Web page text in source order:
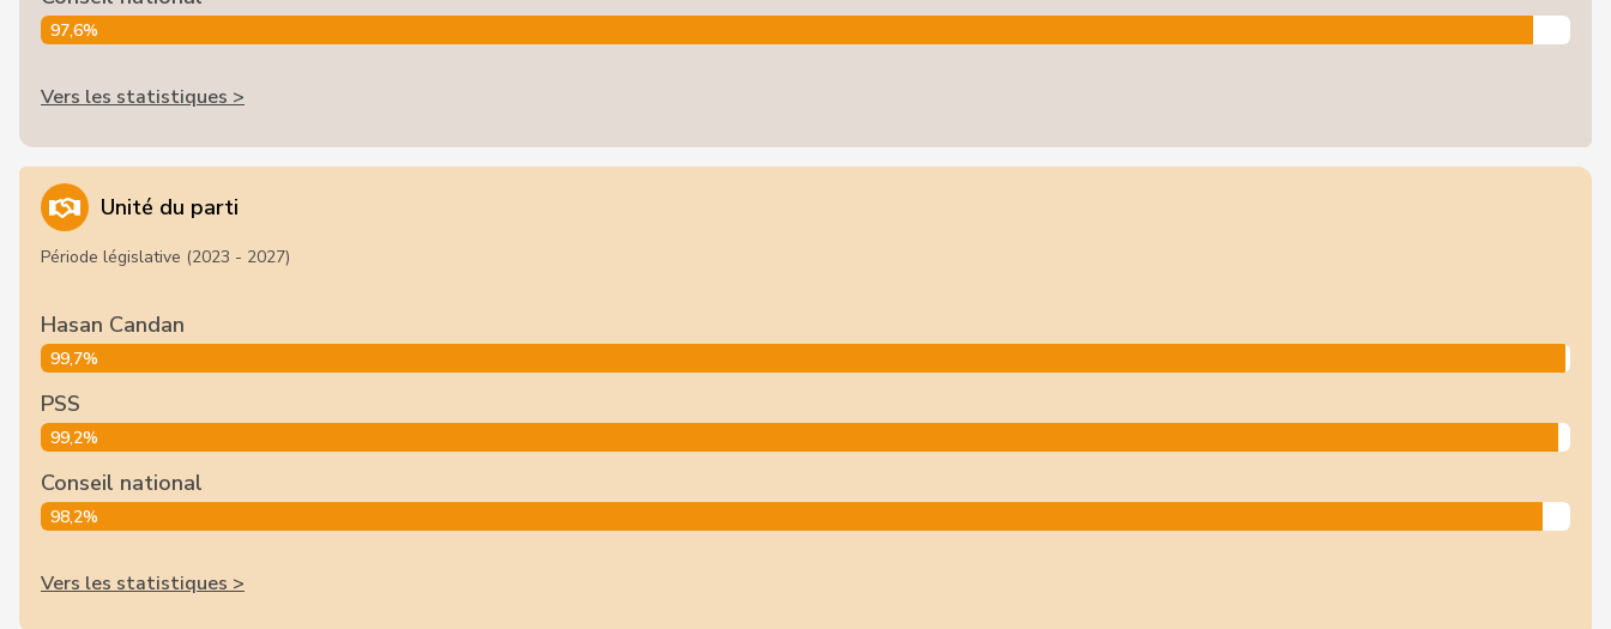
97,6%
Vers les statistiques >
Unité du parti
Période législative (2023 - 2027)
Hasan Candan
99,7%
PSS
99,2%
Conseil national
98,2%
Vers les statistiques >